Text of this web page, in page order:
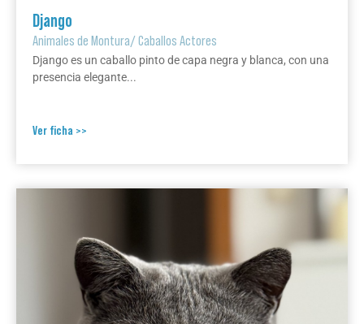
Django
Animales de Montura/Caballos Actores
Django es un caballo pinto de capa negra y blanca, con una
presencia elegante...
Ver ficha >>